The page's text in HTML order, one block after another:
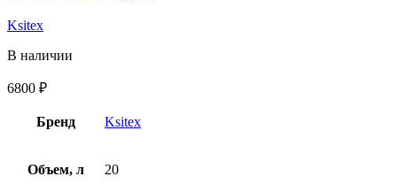
Ksitex
В наличии
6800 ₽
Бренд Ksitex
Объем, л 20